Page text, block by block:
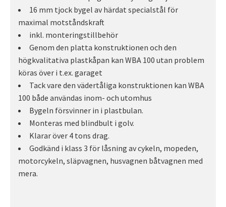
16 mm tjock bygel av härdat specialstål för
maximal motståndskraft
inkl. monteringstillbehör
Genom den platta konstruktionen och den
högkvalitativa plastkåpan kan WBA 100 utan problem
köras över i t.ex. garaget
Tack vare den vädertåliga konstruktionen kan WBA
100 både användas inom- och utomhus
Bygeln försvinner in i plastbulan.
Monteras med blindbult i golv.
Klarar över 4 tons drag.
Godkänd i klass 3 för låsning av cykeln, mopeden,
motorcykeln, släpvagnen, husvagnen båtvagnen med
mera.